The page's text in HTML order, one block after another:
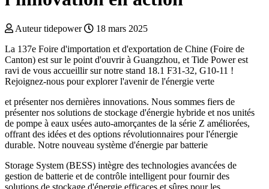
Auteur tidepower
18 mars 2025
La 137e Foire d'importation et d'exportation de Chine (Foire de
Canton) est sur le point d'ouvrir à Guangzhou, et Tide Power est
ravi de vous accueillir sur notre stand 18.1 F31-32, G10-11 !
Rejoignez-nous pour explorer l'avenir de l'énergie verte
et présenter nos dernières innovations. Nous sommes fiers de
présenter nos solutions de stockage d'énergie hybride et nos unités
de pompe à eaux usées auto-amorçantes de la série Z améliorées,
offrant des idées et des options révolutionnaires pour l'énergie
durable. Notre nouveau système d'énergie par batterie
Storage System (BESS) intègre des technologies avancées de
gestion de batterie et de contrôle intelligent pour fournir des
solutions de stockage d'énergie efficaces et sûres pour les